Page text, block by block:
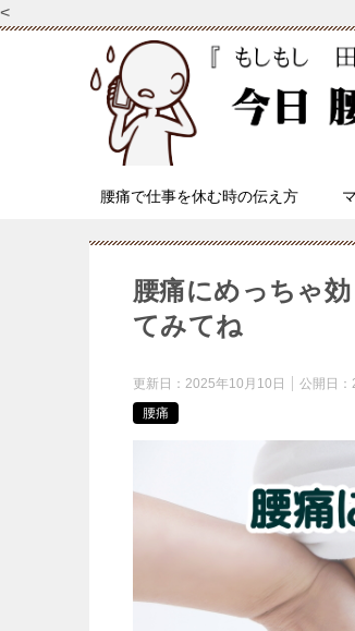
<
腰痛で仕事を休む時の伝え方
腰痛にめっちゃ
てみてね
更新日： 2025年10月10日 公開日：
腰痛